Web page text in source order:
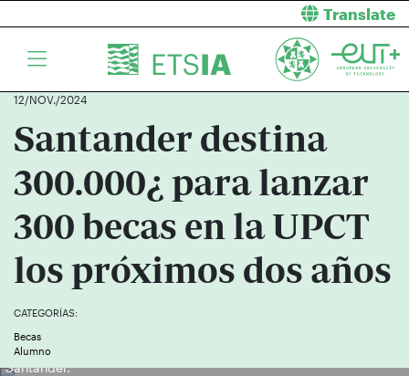
Translate
12/NOV./2024
Santander destina
300.000¿ para lanzar
300 becas en la UPCT
los próximos dos años
CATEGORÍAS:
Becas
Alumno
Manuel Ruiz y Fernando López, con el director de Convenios del
Santander.